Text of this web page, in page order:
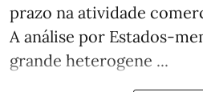
prazo na atividade
A análise por
grande heterogene ...